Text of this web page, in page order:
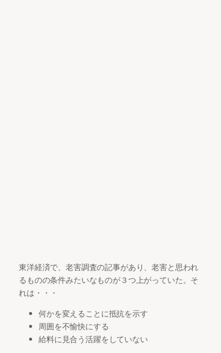
東洋経済で、老害調査の記事があり、老害と思われ
るものの条件みたいなものが３つ上がっていた。そ
れは・・・
何かを変えることに抵抗を示す
周囲を不愉快にする
給料に見合う活躍をしていない